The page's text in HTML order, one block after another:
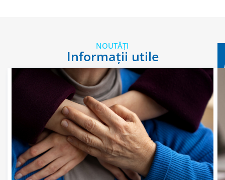
NOUTĂȚI
Informații utile